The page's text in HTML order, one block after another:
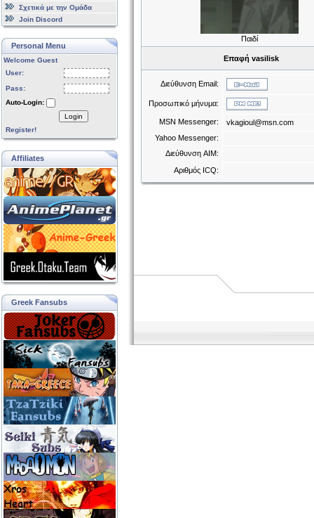
Σχετικά με την Ομάδα
Join Discord
Personal Menu
Welcome Guest
User:
Pass:
Auto-Login:
Login
Register!
Affiliates
Greek Fansubs
Παιδί
Επαφή vasilisk
Διεύθυνση Email:
Προσωπικό μήνυμα:
MSN Messenger:
vkagioul@msn.com
Yahoo Messenger:
Διεύθυνση AIM:
Αριθμός ICQ: